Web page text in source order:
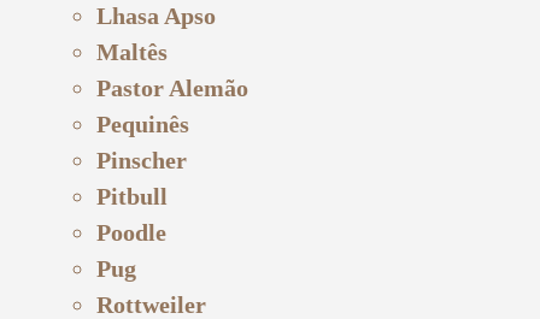
Lhasa Apso
Maltês
Pastor Alemão
Pequinês
Pinscher
Pitbull
Poodle
Pug
Rottweiler